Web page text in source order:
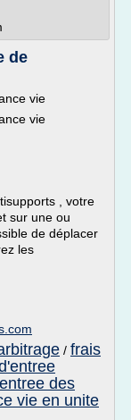
de
vie
vie
, votre
sur une ou
de déplacer
les
/ frais
des
vie en unite